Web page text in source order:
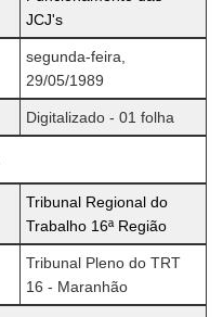
JCJ's
segunda-feira,
29/05/1989
Digitalizado - 01 folha
Tribunal Regional do
Trabalho 16ª Região
Tribunal Pleno do TRT
16 - Maranhão